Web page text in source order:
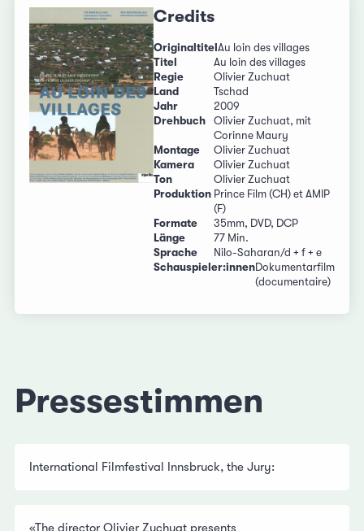
Credits
OriginaltitelAu loin des villages
Titel
Au loin des villages
Regie
Olivier Zuchuat
Land
Tschad
Jahr
2009
Drehbuch
Olivier Zuchuat, mit
Corinne Maury
Montage
Olivier Zuchuat
Kamera
Olivier Zuchuat
Ton
Olivier Zuchuat
Produktion Prince Film (CH) et AMIP
(F)
Formate
35mm, DVD, DCP
Länge
77 Min.
Sprache
Nilo-Saharan/d + f + e
Schauspieler:innenDokumentarfilm
(documentaire)
Pressestimmen
International Filmfestival Innsbruck, the Jury:
«The director Olivier Zuchuat presents